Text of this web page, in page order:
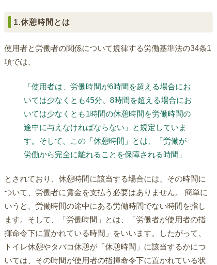
1.休憩時間とは
使用者と労働者の関係について規律する労働基準法の34条1
項では、
「使用者は、労働時間が6時間を超える場合にお
いては少なくとも45分、8時間を超える場合にお
いては少なくとも1時間の休憩時間を労働時間の
途中に与えなければならない」と規定していま
す。そして、この「休憩時間」とは、「労働が
労働から完全に離れることを保障される時間」
とされており、休憩時間に該当する場合には、その時間に
ついて、労働者に賃金を支払う必要はありません。 簡単に
いうと、労働時間の途中にある労働時間でない時間を指し
ます。そして、「労働時間」とは、「労働者が使用者の指
揮命令下に置かれている時間」をいいます。したがって、
トイレ休憩やタバコ休憩が「休憩時間」に該当するかにつ
いては、その時間が使用者の指揮命令下に置かれている状